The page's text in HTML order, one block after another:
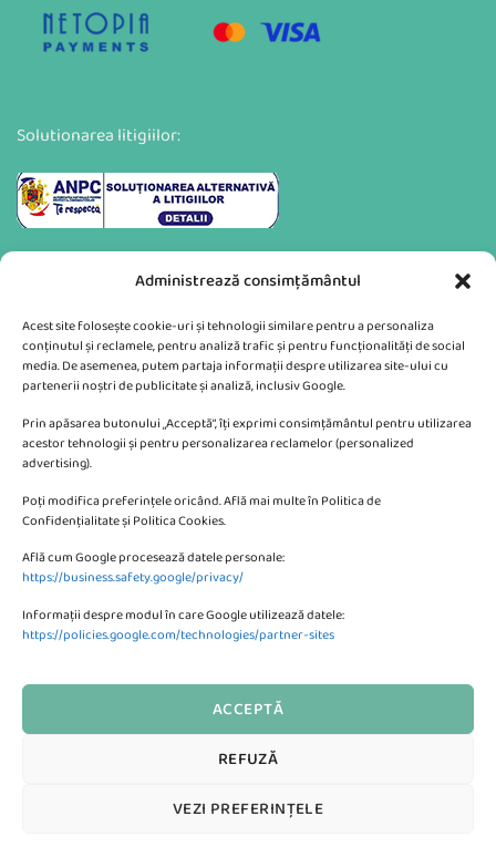
Administrează consimțământul
Acest site folosește cookie-uri și tehnologii similare pentru a personaliza
conținutul și reclamele, pentru analiză trafic și pentru funcționalități de social
media. De asemenea, putem partaja informații despre utilizarea site-ului cu
partenerii noștri de publicitate și analiză, inclusiv Google.
Prin apăsarea butonului „Acceptă”, îți exprimi consimțământul pentru utilizarea
acestor tehnologii și pentru personalizarea reclamelor (personalized
advertising).
Poți modifica preferințele oricând. Află mai multe în Politica de
Confidențialitate și Politica Cookies.
Află cum Google procesează datele personale:
https://business.safety.google/privacy/
Informații despre modul în care Google utilizează datele:
https://policies.google.com/technologies/partner-sites
ACCEPTĂ
REFUZĂ
VEZI PREFERINȚELE
Solutionarea litigiilor:
Va putem sprijini si prin:
CONTACTEAZA-NE
SC KMBE Web Digital SRL
Formular de Contact al Magazinului
MasterCardCredit